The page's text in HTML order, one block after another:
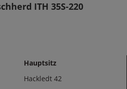
ITH 35S-220
Hauptsitz
Hackledt 42